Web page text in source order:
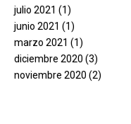
julio 2021 (1)
junio 2021 (1)
marzo 2021 (1)
diciembre 2020 (3)
noviembre 2020 (2)